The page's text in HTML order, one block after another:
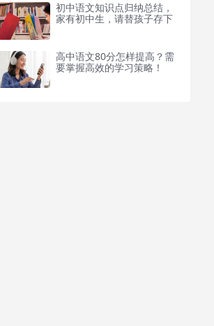
初中语文知识点归纳总结，
家有初中生，请替孩子存下
高中语文80分怎样提高？需
要掌握高效的学习策略！